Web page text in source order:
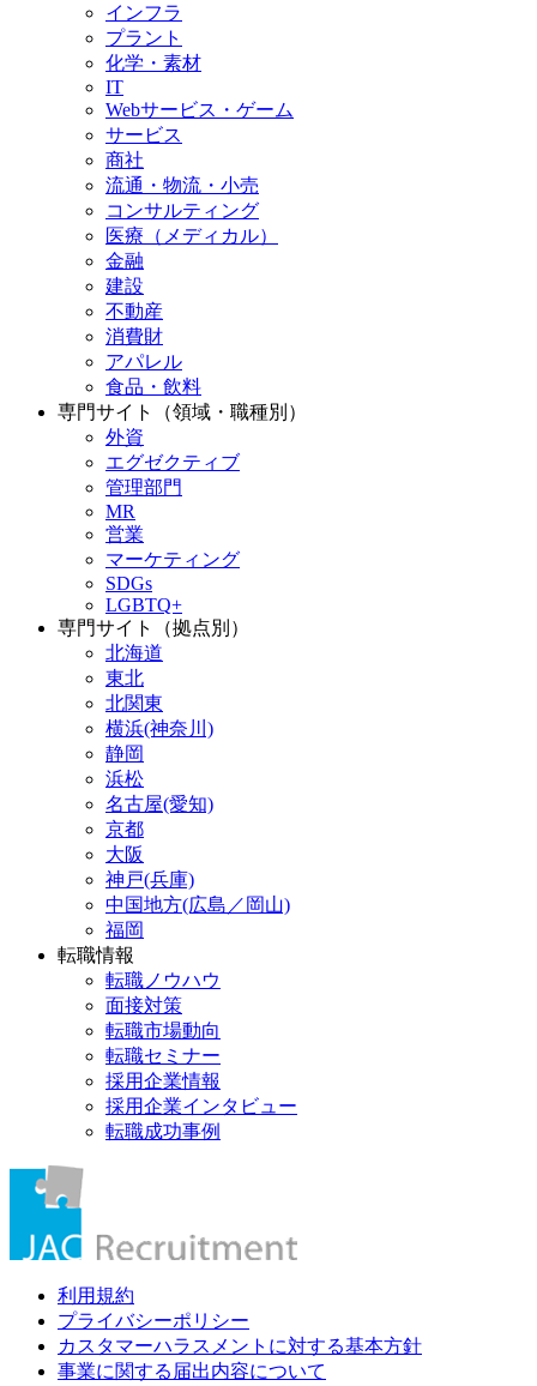
インフラ
プラント
化学・素材
IT
Webサービス・ゲーム
サービス
商社
流通・物流・小売
コンサルティング
医療（メディカル）
金融
建設
不動産
消費財
アパレル
食品・飲料
専門サイト（領域・職種別）
外資
エグゼクティブ
管理部門
MR
営業
マーケティング
SDGs
LGBTQ+
専門サイト（拠点別）
北海道
東北
北関東
横浜(神奈川)
静岡
浜松
名古屋(愛知)
京都
大阪
神戸(兵庫)
中国地方(広島／岡山)
福岡
転職情報
転職ノウハウ
面接対策
転職市場動向
転職セミナー
採用企業情報
採用企業インタビュー
転職成功事例
利用規約
プライバシーポリシー
カスタマーハラスメントに対する基本方針
事業に関する届出内容について